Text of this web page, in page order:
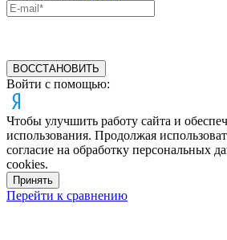
ВОССТАНОВИТЬ
Войти с помощью:
Чтобы улучшить работу сайта и
использования. Продолжая
согласие на обработку персональных
cookies.
Принять
Перейти к сравнению